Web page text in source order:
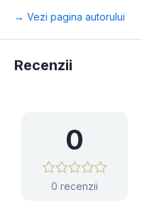
→ Vezi pagina autorului
Recenzii
0
0 recenzii